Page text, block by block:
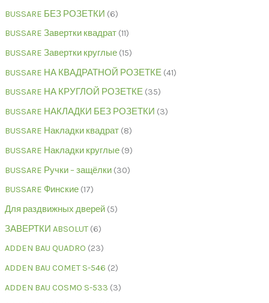
BUSSARE БЕЗ РОЗЕТКИ 6
BUSSARE Завертки квадрат 11
BUSSARE Завертки круглые 15
BUSSARE НА КВАДРАТНОЙ РОЗЕТКЕ 41
BUSSARE НА КРУГЛОЙ РОЗЕТКЕ 35
BUSSARE НАКЛАДКИ БЕЗ РОЗЕТКИ 3
BUSSARE Накладки квадрат 8
BUSSARE Накладки круглые 9
BUSSARE Ручки – защёлки 30
BUSSARE Финские 17
Для раздвижных дверей 5
ЗАВЕРТКИ ABSOLUT 6
ADDEN BAU QUADRO 23
ADDEN BAU COMET S-546 2
ADDEN BAU COSMO S-533 3